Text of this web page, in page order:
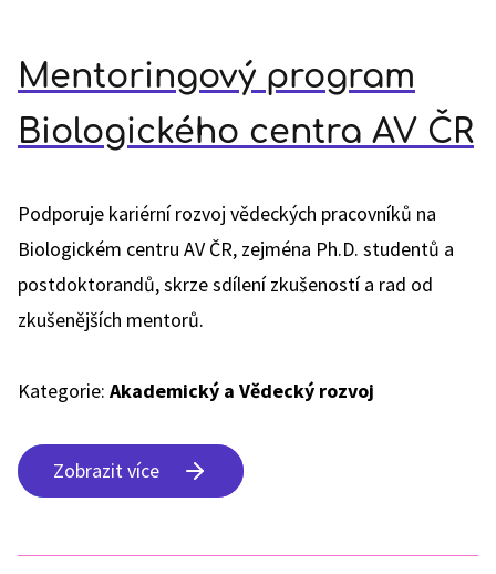
Mentoringový program
Biologického centra AV ČR
Podporuje kariérní rozvoj vědeckých pracovníků na
Biologickém centru AV ČR, zejména Ph.D. studentů a
postdoktorandů, skrze sdílení zkušeností a rad od
zkušenějších mentorů.
Kategorie: Akademický a Vědecký rozvoj
Zobrazit více